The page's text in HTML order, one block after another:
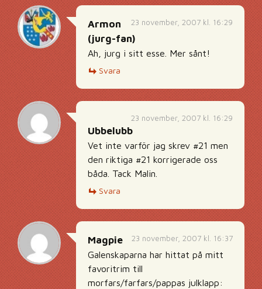
23 november, 2007 kl. 16:29
Armon
(jurg-fan)
Ah, jurg i sitt esse. Mer sånt!
Svara
23 november, 2007 kl. 16:29
Ubbelubb
Vet inte varför jag skrev #21 men
den riktiga #21 korrigerade oss
båda. Tack Malin.
Svara
23 november, 2007 kl. 16:37
Magpie
Galenskaparna har hittat på mitt
favoritrim till
morfars/farfars/pappas julklapp: